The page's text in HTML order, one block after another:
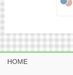
HOME